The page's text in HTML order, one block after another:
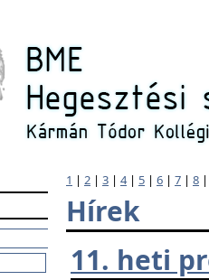
1 | 2 | 3 | 4| 5 | 6 | 7 | 8
Hírek
11. heti